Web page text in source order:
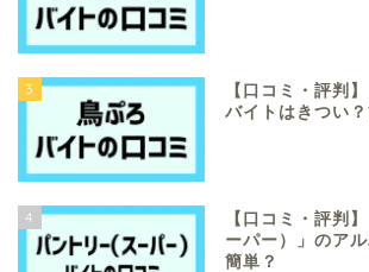
3
【口コミ・評判
バイトはきつい？
4
【口コミ・評判
ーパー）」のア
簡単？